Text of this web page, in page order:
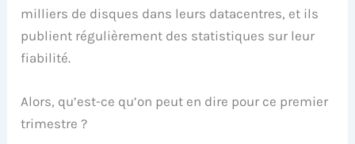
milliers de disques dans leurs datacentres, et ils
publient régulièrement des statistiques sur leur
fiabilité.
Alors, qu’est-ce qu’on peut en dire pour ce premier
trimestre ?